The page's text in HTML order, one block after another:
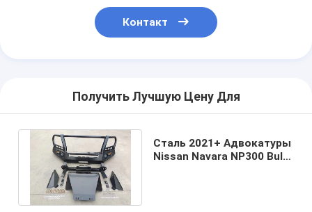
Контакт
Получить Лучшую Цену Для
Сталь 2021+ Адвокатуры
Nissan Navara NP300 Bull